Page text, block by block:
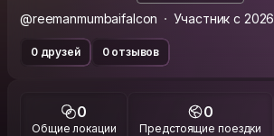
@reemanmumbaifalcon Участник с 2026
0 друзей 0 отзывов
0
Общие локации
0
Предстоящие поездки